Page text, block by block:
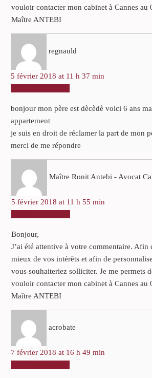
vouloir contacter mon cabinet à Cannes au
Maître ANTEBI
regnauld
5 février 2018 at 11 h 37 min
bonjour mon père est dècèdè voici 6 ans
appartement
je suis en droit de réclamer la part de mon
merci de me répondre
Maître Ronit Antebi - Avocat
5 février 2018 at 11 h 55 min
Bonjour,
J’ai été attentive à votre commentaire. Afin
mieux de vos intérêts et afin de
vous souhaiteriez solliciter. Je me permets
vouloir contacter mon cabinet à Cannes au
Maître ANTEBI
acrobate
7 février 2018 at 16 h 49 min